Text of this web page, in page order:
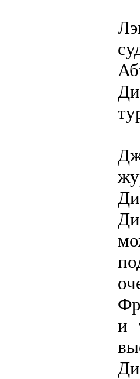
и